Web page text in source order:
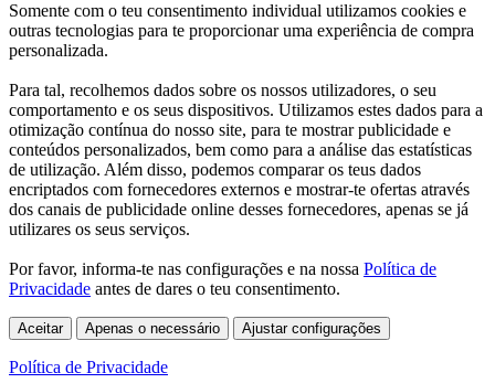
Somente com o teu consentimento individual utilizamos cookies e
outras tecnologias para te proporcionar uma experiência de compra
personalizada.
Para tal, recolhemos dados sobre os nossos utilizadores, o seu
comportamento e os seus dispositivos. Utilizamos estes dados para a
otimização contínua do nosso site, para te mostrar publicidade e
conteúdos personalizados, bem como para a análise das estatísticas
de utilização. Além disso, podemos comparar os teus dados
encriptados com fornecedores externos e mostrar-te ofertas através
dos canais de publicidade online desses fornecedores, apenas se já
utilizares os seus serviços.
Por favor, informa-te nas configurações e na nossa Política de
Privacidade antes de dares o teu consentimento.
Aceitar Apenas o necessário Ajustar configurações
Política de Privacidade